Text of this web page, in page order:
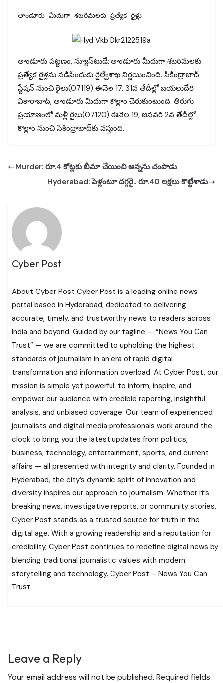
తాండూరు మీదుగా శబరిమలకు ప్రత్యేక రైళ్లు
తాండూరు పట్టణం, న్యూస్‌టుడే: తాండూరు మీదుగా శబరిమలకు
ప్రత్యేక రైళ్లను నడిపేందుకు రైల్వేశాఖ నిర్ణయించింది. సికింద్రాబాద్‌
స్టేషన్‌ నుంచి రైలు(07119) ఈనెల 17, 31వ తేదీల్లో బయలుదేరి
వికారాబాద్, తాండూరు మీదుగా కొల్లాం చేరుకుంటుంది. తిరుగు
ప్రయాణంలో మళ్లీ రైలు(07120) ఈనెల 19, జనవరి 2వ తేదీల్లో
కొల్లాం నుంచి సికింద్రాబాద్‌కు వస్తుంది.
Murder: రూ.4 కోట్లకు బీమా చేయించి అన్నను చంపాడు
Hyderabad: పెళ్లంటూ దగ్గరై.. రూ.40 లక్షలు కొట్టేశాడు
Cyber Post
About Cyber Post Cyber Post is a leading online news
portal based in Hyderabad, dedicated to delivering
accurate, timely, and trustworthy news to readers across
India and beyond. Guided by our tagline — “News You Can
Trust” — we are committed to upholding the highest
standards of journalism in an era of rapid digital
transformation and information overload. At Cyber Post, our
mission is simple yet powerful: to inform, inspire, and
empower our audience with credible reporting, insightful
analysis, and unbiased coverage. Our team of experienced
journalists and digital media professionals work around the
clock to bring you the latest updates from politics,
business, technology, entertainment, sports, and current
affairs — all presented with integrity and clarity. Founded in
Hyderabad, the city’s dynamic spirit of innovation and
diversity inspires our approach to journalism. Whether it’s
breaking news, investigative reports, or community stories,
Cyber Post stands as a trusted source for truth in the
digital age. With a growing readership and a reputation for
credibility, Cyber Post continues to redefine digital news by
blending traditional journalistic values with modern
storytelling and technology. Cyber Post – News You Can
Trust.
Leave a Reply
Your email address will not be published. Required fields